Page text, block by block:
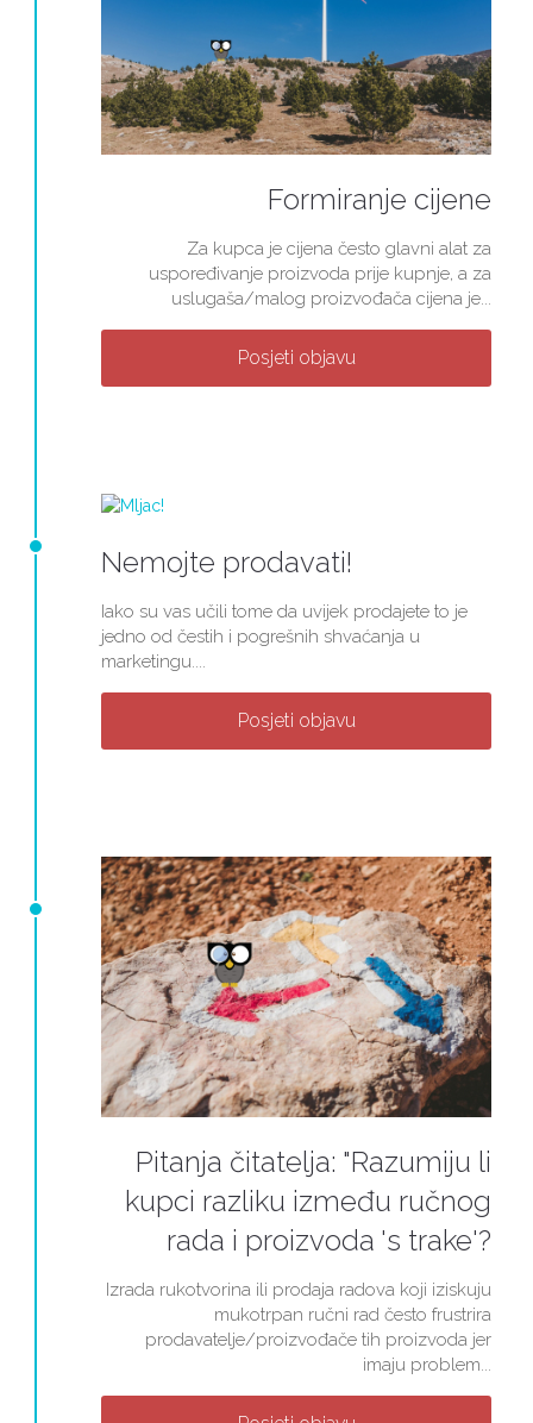
Formiranje cijene
Za kupca je cijena često glavni alat za
uspoređivanje proizvoda prije kupnje, a za
uslugaša/malog proizvođača cijena je...
Posjeti objavu
Nemojte prodavati!
Iako su vas učili tome da uvijek prodajete to je
jedno od čestih i pogrešnih shvaćanja u
marketingu....
Posjeti objavu
Pitanja čitatelja: "Razumiju li
kupci razliku između ručnog
rada i proizvoda 's trake'?
Izrada rukotvorina ili prodaja radova koji iziskuju
mukotrpan ručni rad često frustrira
prodavatelje/proizvođače tih proizvoda jer
imaju problem...